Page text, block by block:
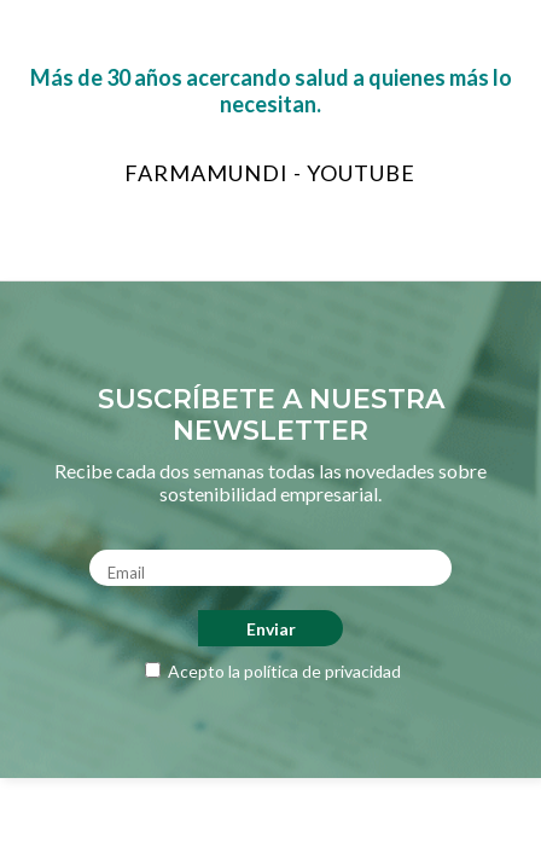
Más de 30 años acercando salud a quienes más lo
necesitan.
FARMAMUNDI - YOUTUBE
SUSCRÍBETE A NUESTRA
NEWSLETTER
Recibe cada dos semanas todas las novedades sobre
sostenibilidad empresarial.
Acepto la política de privacidad